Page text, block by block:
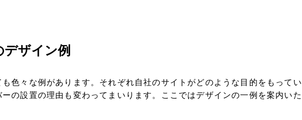
ザイン例
色々な例があります。それぞれ自社のサイトがどのような目的をもってい
の設置の理由も変わってまいります。ここではデザインの一例を案内いた